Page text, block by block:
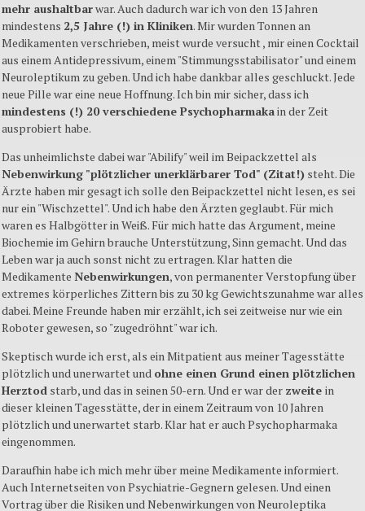
mehr aushaltbarwar. Auch dadurch war ich von den 13 Jahren
mindestens 2,5 Jahre (!) in Kliniken. Mir wurden Tonnen an
Medikamenten verschrieben, meist wurde versucht , mir einen Cocktail
aus einem Antidepressivum, einem "Stimmungsstabilisator" und einem
Neuroleptikum zu geben. Und ich habe dankbar alles geschluckt. Jede
neue Pille war eine neue Hoffnung. Ich bin mir sicher, dass ich
mindestens (!) 20 verschiedene Psychopharmakain der Zeit
ausprobiert habe.
Das unheimlichste dabei war "Abilify" weil im Beipackzettel als
Nebenwirkung "plötzlicher unerklärbarer Tod" (Zitat!) steht. Die
Ärzte haben mir gesagt ich solle den Beipackzettel nicht lesen, es sei
nur ein "Wischzettel". Und ich habe den Ärzten geglaubt. Für mich
waren es Halbgötter in Weiß. Für mich hatte das Argument, meine
Biochemie im Gehirn brauche Unterstützung, Sinn gemacht. Und das
Leben war ja auch sonst nicht zu ertragen. Klar hatten die
Medikamente Nebenwirkungen, von permanenter Verstopfung über
extremes körperliches Zittern bis zu 30 kg Gewichtszunahme war alles
dabei. Meine Freunde haben mir erzählt, ich sei zeitweise nur wie ein
Roboter gewesen, so "zugedröhnt" war ich.
Skeptisch wurde ich erst, als ein Mitpatient aus meiner Tagesstätte
plötzlich und unerwartet und ohne einen Grund einen plötzlichen
Herztod starb, und das in seinen 50-ern. Und er war der zweite in
dieser kleinen Tagesstätte, der in einem Zeitraum von 10 Jahren
plötzlich und unerwartet starb. Klar hat er auch Psychopharmaka
eingenommen.
Daraufhin habe ich mich mehr über meine Medikamente informiert.
Auch Internetseiten von Psychiatrie-Gegnern gelesen. Und einen
Vortrag über die Risiken und Nebenwirkungen von Neuroleptika